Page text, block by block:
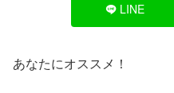
LINE
あなたにオススメ！